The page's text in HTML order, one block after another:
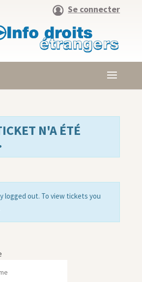
Se connecter
N'A ÉTÉ
logged out. To view tickets you